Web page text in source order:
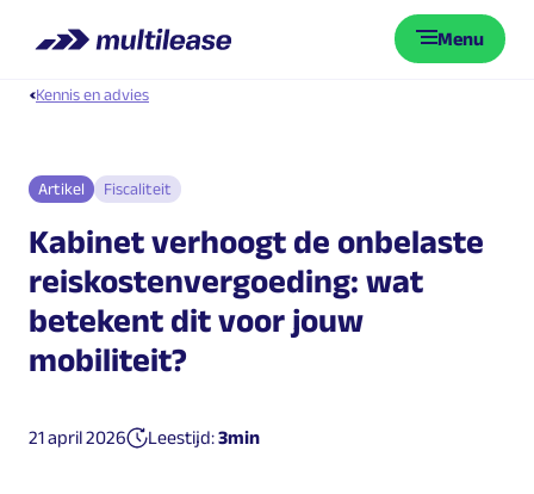
Menu
Kennis en advies
Kabinetverhoogt de onbelaste
reiskostenvergoeding: wat
betekent ditvoor jouw
mobiliteit?
Artikel Fiscaliteit
Gepubliceerd op:
21 april 2026 Leestijd:3min